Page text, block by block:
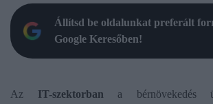
Állítsd be oldalunkat preferált
Google Keresőben!
Az IT-szektorban a bérnövekedés